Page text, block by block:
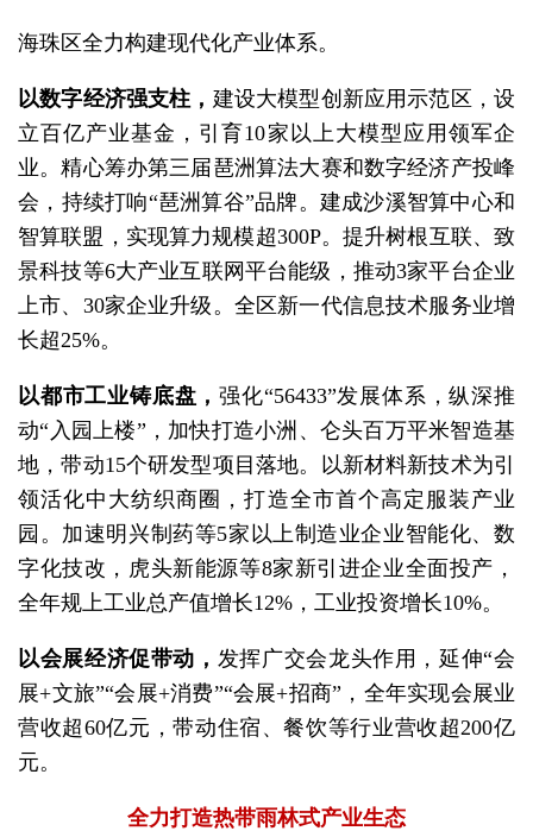
海珠区全力构建现代化产业体系。
以数字经济强支柱， 建设大模型创新应用示范区，设
立百亿产业基金，引育10家以上大模型应用领军企
业。精心筹办第三届琶洲算法大赛和数字经济产投峰
会，持续打响“琶洲算谷”品牌。建成沙溪智算中心和
智算联盟，实现算力规模超300P。提升树根互联、致
景科技等6大产业互联网平台能级，推动3家平台企业
上市、30家企业升级。全区新一代信息技术服务业增
长超25%。
以都市工业铸底盘，强化“56433”发展体系，纵深推
动“入园上楼”，加快打造小洲、仑头百万平米智造基
地，带动15个研发型项目落地。以新材料新技术为引
领活化中大纺织商圈，打造全市首个高定服装产业
园。加速明兴制药等5家以上制造业企业智能化、数
字化技改，虎头新能源等8家新引进企业全面投产，
全年规上工业总产值增长12%，工业投资增长10%。
以会展经济促带动， 发挥广交会龙头作用，延伸“会
展+文旅”“会展+消费”“会展+招商”，全年实现会展业
营收超60亿元，带动住宿、餐饮等行业营收超200亿
元。
全力打造热带雨林式产业生态